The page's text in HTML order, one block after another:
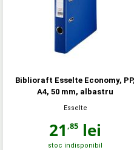
Biblioraft Esselte Economy, PP,
A4, 50 mm, albastru
Esselte
21 ,85 lei
stoc indisponibil